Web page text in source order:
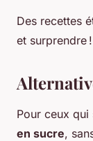
Des recettes
et surprendre !
Pour ceux qui
en sucre,